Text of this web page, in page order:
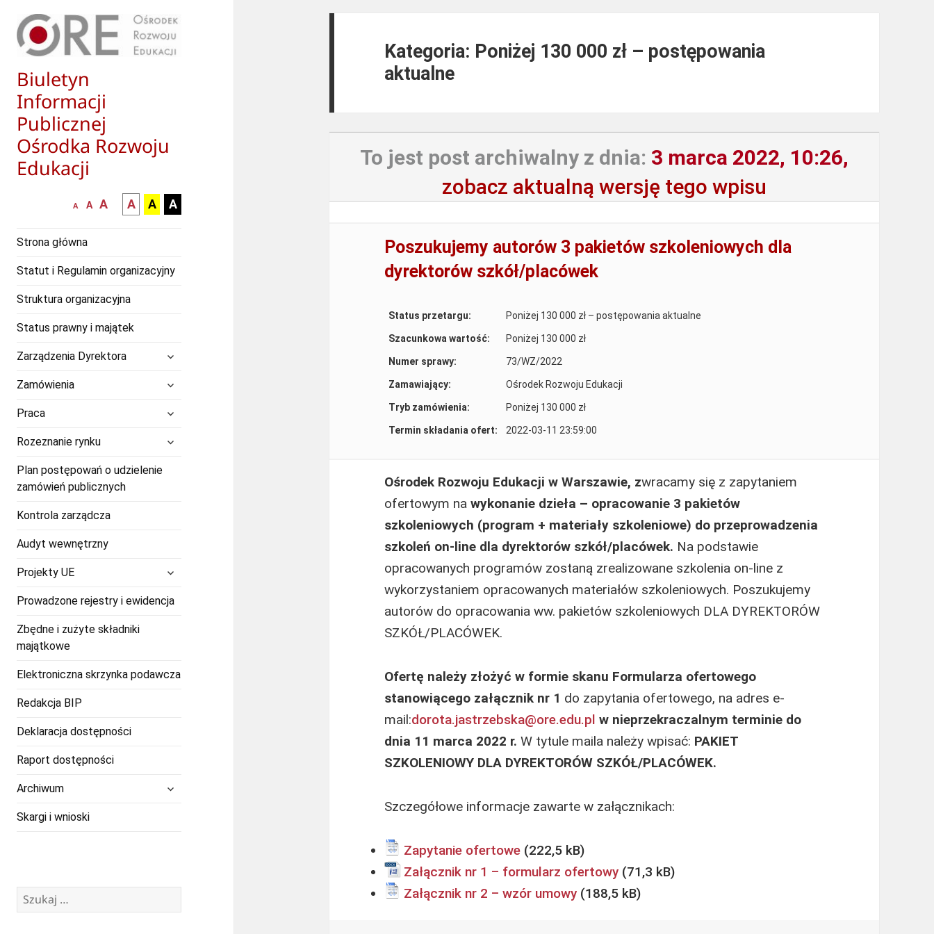
Biuletyn
Informacji
Publicznej
Ośrodka Rozwoju
Edukacji
mniejsza
A
normalna
A
większa-
czcionka
A
kontrast
czarny
białym
A
kontrast
czarny
zółtym
A
kontrast
żółty
A
Strona główna
Statut i Regulamin organizacyjny
Struktura organizacyjna
Status prawny i majątek
Zarządzenia Dyrektora
rozwiń
menu
Zamówienia
Praca
Rozeznanie rynkurozwiń
menu
potomne
Plan postępowań o udzielenie
zamówień publicznych
Kontrola zarządcza
Audyt wewnętrzny
Projekty UE
potomne
Prowadzone rejestry i ewidencja
Zbędne i zużyte składniki
majątkowe
Elektroniczna skrzynka podawcza
Redakcja BIP
Deklaracja dostępności
Raport dostępności
Archiwum
Skargi i wnioski
Szukaj:
Kategoria: Poniżej 130 000 zł – postępowania
aktualne
To jest post archiwalny z dnia: 3 marca 2022, 10:26,
zobacz aktualną wersję tego wpisu
Poszukujemy autorów 3 pakietów szkoleniowych dla
dyrektorów szkół/placówek
Status przetargu: Poniżej 130 000 zł – postępowania aktualne
Szacunkowa wartość: Poniżej 130 000 zł
Numer sprawy: 73/WZ/2022
Zamawiający: Ośrodek Rozwoju Edukacji
Tryb zamówienia: Poniżej 130 000 zł
Termin składania ofert: 2022-03-11 23:59:00
Ośrodek Rozwoju Edukacji w Warszawie, zwracamy się z zapytaniem
ofertowym nawykonanie dzieła – opracowanie 3 pakietów
szkoleniowych (program + materiały szkoleniowe) do przeprowadzenia
szkoleń on-line dla dyrektorów szkół/placówek. Na podstawie
opracowanych programów zostaną zrealizowane szkolenia on-line z
wykorzystaniem opracowanych materiałów szkoleniowych. Poszukujemy
autorów do opracowania ww. pakietów szkoleniowych DLA DYREKTORÓW
SZKÓŁ/PLACÓWEK.
Ofertę należy złożyć w formie skanu Formularza ofertowego
stanowiącego załącznik nr 1 do zapytania ofertowego, na adres e-
mail:dorota.jastrzebska@ore.edu.pl w nieprzekraczalnym terminie do
dnia 11 marca 2022 r. W tytule maila należy wpisać: PAKIET
SZKOLENIOWY DLA DYREKTORÓW SZKÓŁ/PLACÓWEK.
Szczegółowe informacje zawarte w załącznikach:
Zapytanie ofertowe
Załącznik nr 1 – formularz ofertowy
Załącznik nr 2 – wzór umowy